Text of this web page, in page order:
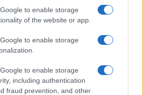
to enable storage
of the website or app.
to enable storage
to enable storage
including authentication
fraud prevention, and other